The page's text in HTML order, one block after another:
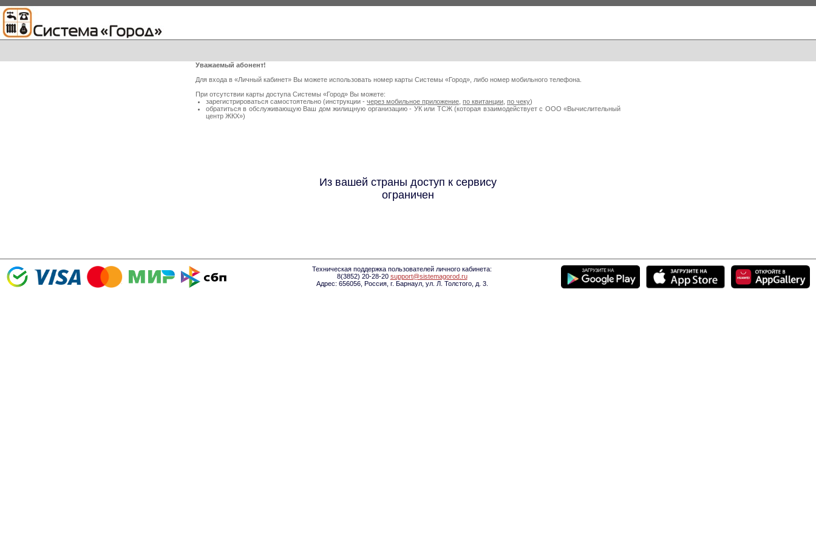
Уважаемый абонент!
Для входа в «Личный кабинет» Вы можете использовать номер карты Системы «Город», либо номер мобильного телефона.
При отсутствии карты доступа Системы «Город» Вы можете:
зарегистрироваться самостоятельно (инструкции - через мобильное приложение по квитанции по чеку)
обратиться в обслуживающую Ваш дом жилищную организацию - УК или ТСЖ (которая взаимодействует с ООО «Вычислительный
центр ЖКХ»)
Из вашей страны доступ к сервису
ограничен
Техническая поддержка пользователей личного кабинета:
8(3852) 20-28-20 support@sistemagorod.ru
Адрес: 656056, Россия, г. Барнаул, ул. Л. Толстого, д. 3.